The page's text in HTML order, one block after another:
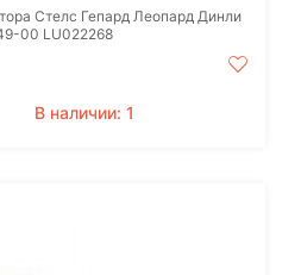
Стелс Гепард Леопард Динли
00 LU022268
В наличии: 1